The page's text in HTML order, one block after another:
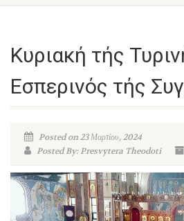
Κυριακή τής
Εσπερινός τής
Posted on 23 Μαρτίου, 2024
Posted By: Presvytera Theodoti